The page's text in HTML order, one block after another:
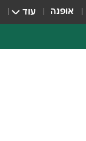
אופנה עוד